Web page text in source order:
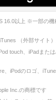
16.0以上 ※一部の
（外部サイト
touch、iPadまた
、iPodのロゴ、
Inc.の商標です